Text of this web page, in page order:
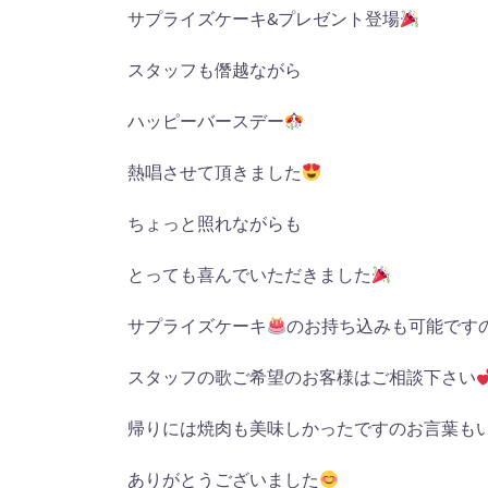
サプライズケーキ&プレゼント登場
スタッフも僭越ながら
ハッピーバースデー
熱唱させて頂きました
ちょっと照れながらも
とっても喜んでいただきました
サプライズケーキ のお持ち込みも可能です
スタッフの歌ご希望のお客様はご相談下さい
帰りには焼肉も美味しかったですのお言葉も
ありがとうございました